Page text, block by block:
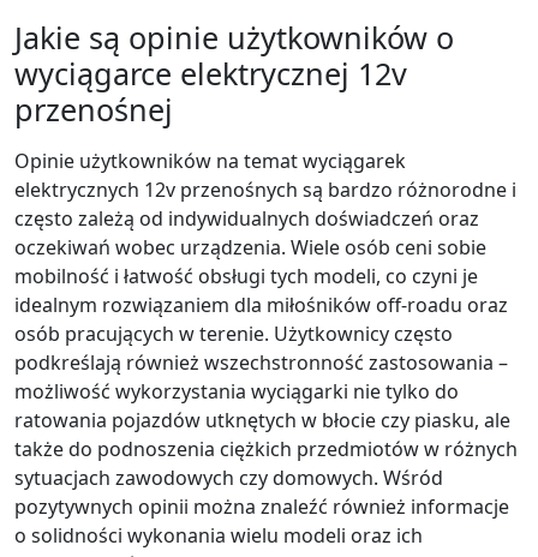
Jakie są opinie użytkowników o
wyciągarce elektrycznej 12v
przenośnej
Opinie użytkowników na temat wyciągarek
elektrycznych 12v przenośnych są bardzo różnorodne i
często zależą od indywidualnych doświadczeń oraz
oczekiwań wobec urządzenia. Wiele osób ceni sobie
mobilność i łatwość obsługi tych modeli, co czyni je
idealnym rozwiązaniem dla miłośników off-roadu oraz
osób pracujących w terenie. Użytkownicy często
podkreślają również wszechstronność zastosowania –
możliwość wykorzystania wyciągarki nie tylko do
ratowania pojazdów utknętych w błocie czy piasku, ale
także do podnoszenia ciężkich przedmiotów w różnych
sytuacjach zawodowych czy domowych. Wśród
pozytywnych opinii można znaleźć również informacje
o solidności wykonania wielu modeli oraz ich